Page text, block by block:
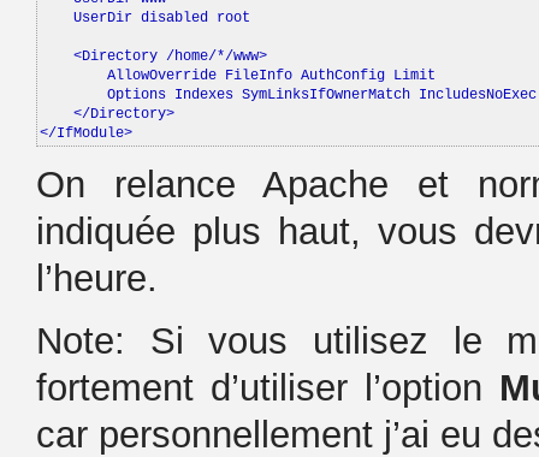
UserDir disabled root
<Directory /home/*/www>
AllowOverride FileInfo AuthConfig Limit
Options Indexes SymLinksIfOwnerMatch IncludesNoExec
</Directory>
</IfModule>
On relance Apache et
indiquée plus haut, vous
l’heure.
Note: Si vous utilisez le
fortement d’utiliser l’option
car personnellement j’ai eu